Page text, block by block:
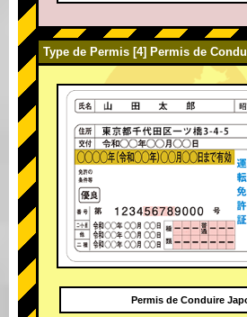
Type de Permis [4] Permis de
Permis de Conduire